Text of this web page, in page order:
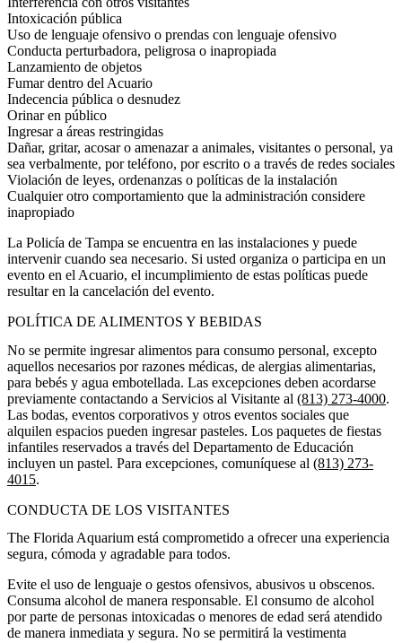
Intoxicación pública
Uso de lenguaje ofensivo o prendas con lenguaje ofensivo
Conducta perturbadora, peligrosa o inapropiada
Lanzamiento de objetos
Fumar dentro del Acuario
Indecencia pública o desnudez
Orinar en público
Ingresar a áreas restringidas
Dañar, gritar, acosar o amenazar a animales, visitantes o personal, ya
sea verbalmente, por teléfono, por escrito o a través de redes sociales
Violación de leyes, ordenanzas o políticas de la instalación
Cualquier otro comportamiento que la administración considere
inapropiado
La Policía de Tampa se encuentra en las instalaciones y puede
intervenir cuando sea necesario. Si usted organiza o participa en un
evento en el Acuario, el incumplimiento de estas políticas puede
resultar en la cancelación del evento.
POLÍTICA DE ALIMENTOS Y BEBIDAS
No se permite ingresar alimentos para consumo personal, excepto
aquellos necesarios por razones médicas, de alergias alimentarias,
para bebés y agua embotellada. Las excepciones deben acordarse
previamente contactando a Servicios al Visitante al (813) 273-4000.
Las bodas, eventos corporativos y otros eventos sociales que
alquilen espacios pueden ingresar pasteles. Los paquetes de fiestas
infantiles reservados a través del Departamento de Educación
incluyen un pastel. Para excepciones, comuníquese al (813) 273-
4015.
CONDUCTA DE LOS VISITANTES
The Florida Aquarium está comprometido a ofrecer una experiencia
segura, cómoda y agradable para todos.
Evite el uso de lenguaje o gestos ofensivos, abusivos u obscenos.
Consuma alcohol de manera responsable. El consumo de alcohol
por parte de personas intoxicadas o menores de edad será atendido
de manera inmediata y segura. No se permitirá la vestimenta